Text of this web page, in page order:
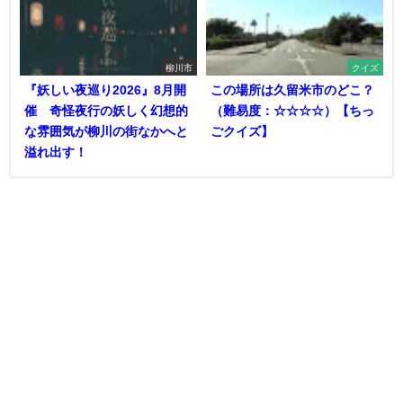
柳川市
『妖しい夜巡り2026』8月開
催 奇怪夜行の妖しく幻想的
な雰囲気が柳川の街なかへと
溢れ出す！
クイズ
この場所は久留米市のどこ？
（難易度：☆☆☆☆）【ちっ
ごクイズ】